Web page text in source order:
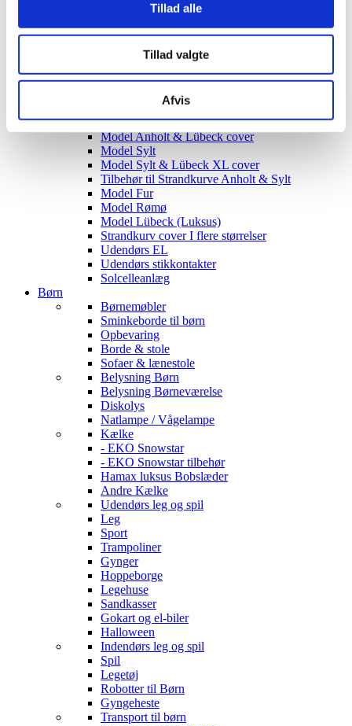
Tillad alle
Tillad valgte
Afvis
Hjørnesofaer
Hyndeboks
Liggestole
Plejemidler til polyrattan møbler
Tyske Strandkurve
Model Anholt
Model Anholt & Lübeck cover
Model Sylt
Model Sylt & Lübeck XL cover
Tilbehør til Strandkurve Anholt & Sylt
Model Fur
Model Rømø
Model Lübeck (Luksus)
Strandkurv cover I flere størrelser
Udendørs EL
Udendørs stikkontakter
Solcelleanlæg
Børn
Børnemøbler
Sminkeborde til børn
Opbevaring
Borde & stole
Sofaer & lænestole
Belysning Børn
Belysning Børneværelse
Diskolys
Natlampe / Vågelampe
Kælke
- EKO Snowstar
- EKO Snowstar tilbehør
Hamax luksus Bobslæder
Andre Kælke
Udendørs leg og spil
Leg
Sport
Trampoliner
Gynger
Hoppeborge
Legehuse
Sandkasser
Gokart og el-biler
Halloween
Indendørs leg og spil
Spil
Legetøj
Robotter til Børn
Gyngeheste
Transport til børn